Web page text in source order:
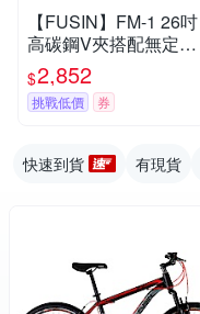
【FUSIN】FM-1 26吋
高碳鋼V夾搭配無定位
21速登山車-DIY組裝
版
$2,852
挑戰低價 券
快速到貨 有現貨